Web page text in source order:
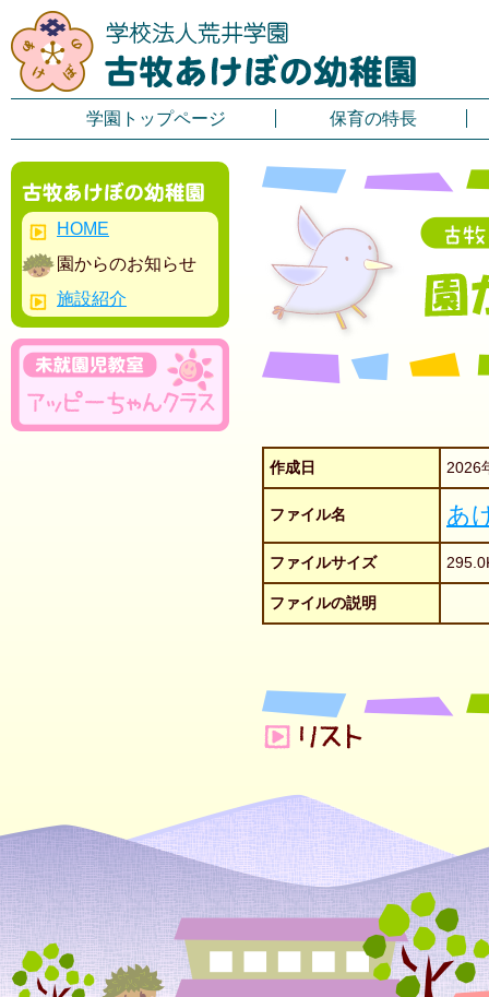
学園トップページ 保育の特長
HOME
園からのお知らせ
施設紹介
作成日 2026
ファイル名 あ
ファイルサイズ
ファイルの説明